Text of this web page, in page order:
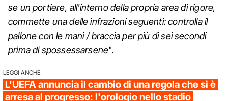
se un portiere, all'interno della propria area di rigore,
commette una delle infrazioni seguenti: controlla il
pallone con le mani / braccia per più di sei secondi
prima di spossessarsene".
LEGGI ANCHE
L'UEFA annuncia il cambio di una regola che si è
arresa al progresso: l'orologio nello stadio